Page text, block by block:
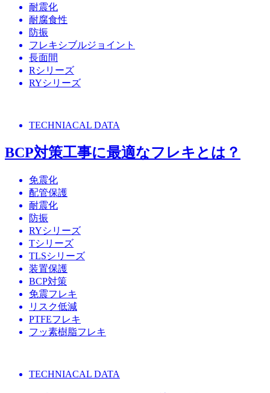
耐震化
耐腐食性
防振
フレキシブルジョイント
長面間
Rシリーズ
RYシリーズ
TECHNIACAL DATA
BCP対策工事に最適なフレキとは？
免震化
配管保護
耐震化
防振
RYシリーズ
Tシリーズ
TLSシリーズ
装置保護
BCP対策
免震フレキ
リスク低減
PTFEフレキ
フッ素樹脂フレキ
TECHNIACAL DATA